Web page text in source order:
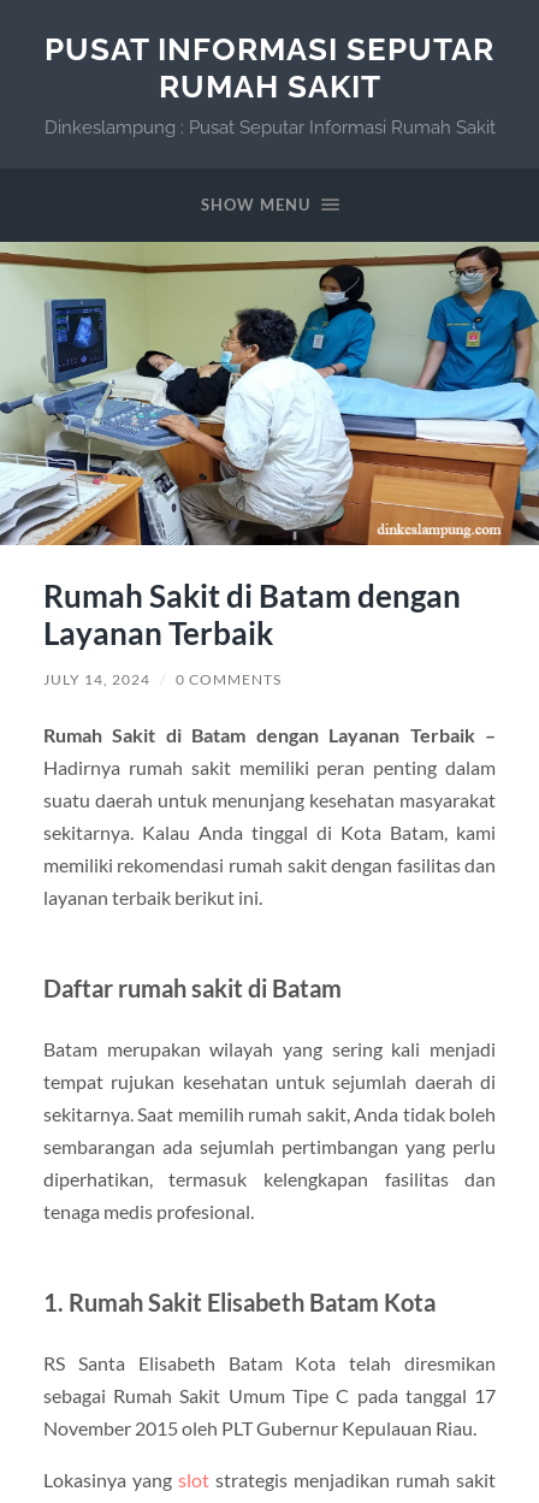
PUSAT INFORMASI SEPUTAR
RUMAH SAKIT
Dinkeslampung : Pusat Seputar Informasi Rumah Sakit
SHOW MENU
Rumah Sakit di Batam dengan
Layanan Terbaik
JULY 14, 2024 / 0 COMMENTS
Rumah Sakit di Batam dengan Layanan Terbaik –
Hadirnya rumah sakit memiliki peran penting dalam
suatu daerah untuk menunjang kesehatan masyarakat
sekitarnya. Kalau Anda tinggal di Kota Batam, kami
memiliki rekomendasi rumah sakit dengan fasilitas dan
layanan terbaik berikut ini.
Daftar rumah sakit di Batam
Batam merupakan wilayah yang sering kali menjadi
tempat rujukan kesehatan untuk sejumlah daerah di
sekitarnya. Saat memilih rumah sakit, Anda tidak boleh
sembarangan ada sejumlah pertimbangan yang perlu
diperhatikan, termasuk kelengkapan fasilitas dan
tenaga medis profesional.
1. Rumah Sakit Elisabeth Batam Kota
RS Santa Elisabeth Batam Kota telah diresmikan
sebagai Rumah Sakit Umum Tipe C pada tanggal 17
November 2015 oleh PLT Gubernur Kepulauan Riau.
Lokasinya yang slotstrategis menjadikan rumah sakit